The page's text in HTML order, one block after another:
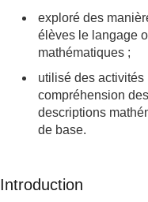
exploré des
élèves le langage
mathématiques ;
utilisé des
compréhension
descriptions
de base.
Introduction